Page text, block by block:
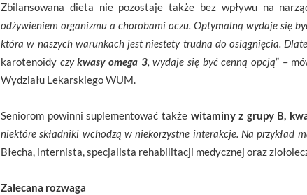
Zbilansowana dieta nie pozostaje także bez wpływu na
odżywieniem organizmu a chorobami oczu. Optymalną wydaje się
która w naszych warunkach jest niestety trudna do osiągnięcia.
karotenoidy czykwasy omega 3, wydaje się być cenną opcją” –
Wydziału Lekarskiego WUM.
Seniorom powinni suplementować także witaminy z grupy B,
niektóre składniki wchodzą w niekorzystne interakcje. Na przykład
Błecha, internista, specjalista rehabilitacji medycznej oraz
Zalecana rozwaga